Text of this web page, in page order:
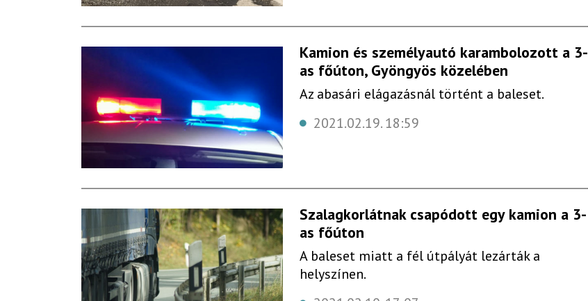
Kamion és személyautó karambolozott a 3-
as főúton, Gyöngyös közelében
Az abasári elágazásnál történt a baleset.
2021.02.19. 18:59
Szalagkorlátnak csapódott egy kamion a 3-
as főúton
A baleset miatt a fél útpályát lezárták a
helyszínen.